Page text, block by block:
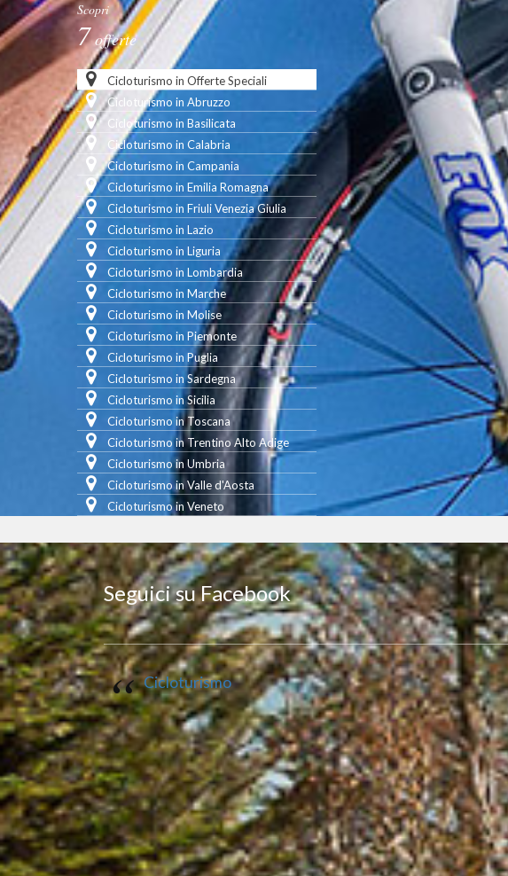
Scopri
7offerte
Cicloturismo in Offerte Speciali
Cicloturismo in Abruzzo
Cicloturismo in Basilicata
Cicloturismo in Calabria
Cicloturismo in Campania
Cicloturismo in Emilia Romagna
Cicloturismo in Friuli Venezia Giulia
Cicloturismo in Lazio
Cicloturismo in Liguria
Cicloturismo in Lombardia
Cicloturismo in Marche
Cicloturismo in Molise
Cicloturismo in Piemonte
Cicloturismo in Puglia
Cicloturismo in Sardegna
Cicloturismo in Sicilia
Cicloturismo in Toscana
Cicloturismo in Trentino Alto Adige
Cicloturismo in Umbria
Cicloturismo in Valle d'Aosta
Cicloturismo in Veneto
Seguici su Facebook
Cicloturismo